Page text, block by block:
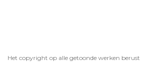
Het copyright op alle getoonde werken berust